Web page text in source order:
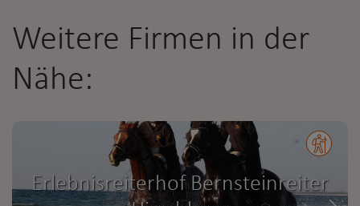
Weitere Firmen in der
Nähe:
Erlebnisreiterhof Bernsteinreiter